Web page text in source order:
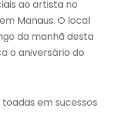
ao artista no
Manaus. O local
da manhã desta
o aniversário do
em sucessos